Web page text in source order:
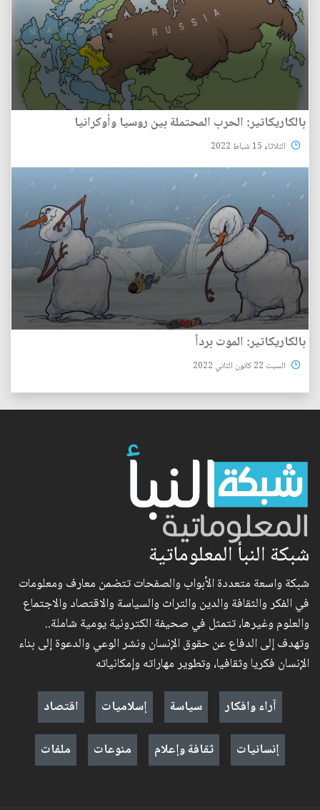
بالكاريكاتير: الحرب المحتملة بين روسيا وأوكرانيا
الثلاثاء 15 شباط 2022
بالكاريكاتير: الموت برداً
السبت 22 كانون الثاني 2022
شبكة النبأ المعلوماتية
شبكة واسعة متعددة الأبواب والصفحات تتضمن معارف ومعلومات
في الفكر والثقافة والدين والتراث والسياسة والاقتصاد والاجتماع
والعلوم وغيرها، تتمثل في صحيفة الكترونية يومية شاملة..
وتهدف إلى الدفاع عن حقوق الإنسان ونشر الوعي والدعوة إلى بناء
الإنسان فكريا وثقافيا، وتطوير مهاراته وإمكانياته
آراء وافكار
سياسة إسلاميات
اقتصاد
إنسانيات
ثقافة وإعلام منوعات ملفات